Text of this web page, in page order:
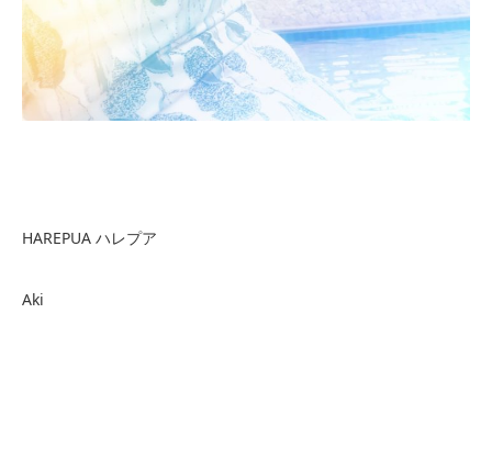
HAREPUA ハレプア
Aki